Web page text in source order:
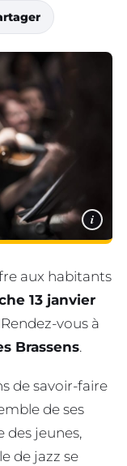
i
aux habitants
13 janvier
vous à
Brassens.
de savoir-faire
de ses
des jeunes,
de jazz se